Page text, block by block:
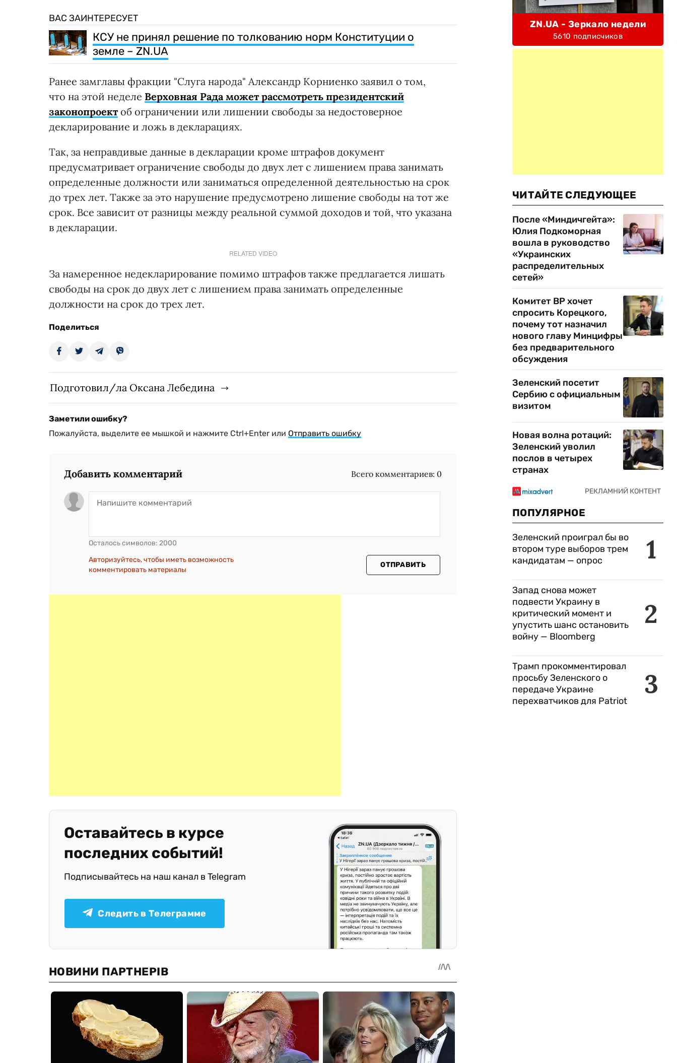
ВАС ЗАИНТЕРЕСУЕТ
КСУ не принял решение по толкованию норм Конституции о
земле – ZN.UA
Ранее замглавы фракции "Слуга народа" Александр Корниенко заявил о том,
что на этой неделе Верховная Рада может рассмотреть президентский
законопроектоб ограничении или лишении свободы за недостоверное
декларирование и ложь в декларациях.
Так, за неправдивые данные в декларации кроме штрафов документ
предусматривает ограничение свободы до двух лет с лишением права занимать
определенные должности или заниматься определенной деятельностью на срок
до трех лет. Также за это нарушение предусмотрено лишение свободы на тот же
срок. Все зависит от разницы между реальной суммой доходов и той, что указана
в декларации.
RELATED VIDEO
За намеренное недекларирование помимо штрафов также предлагается лишать
свободы на срок до двух лет с лишением права занимать определенные
должности на срок до трех лет.
Поделиться
Подготовил/ла Оксана Лебедина
Заметили ошибку?
Пожалуйста, выделите ее мышкой и нажмите Ctrl+Enter или Отправить ошибку
Добавить комментарий Всего комментариев: 0
Осталось символов: 2000
Авторизуйтесь, чтобы иметь возможность
комментировать материалы
ОТПРАВИТЬ
Оставайтесь в курсе
последних событий!
Подписывайтесь на наш канал в Telegram
Следить в Телеграмме
ZN.UA - Зеркало недели
5610 подписчиков
ЧИТАЙТЕ СЛЕДУЮЩЕЕ
После «Миндичгейта»:
Юлия Подкоморная
вошла в руководство
«Украинских
распределительных
сетей»
Комитет ВР хочет
спросить Корецкого,
почему тот назначил
нового главу Минцифры
без предварительного
обсуждения
Зеленский посетит
Сербию с официальным
визитом
Новая волна ротаций:
Зеленский уволил
послов в четырех
странах
ПОПУЛЯРНОЕ
1
Зеленский проиграл бы во
втором туре выборов трем
кандидатам — опрос
2
Запад снова может
подвести Украину в
критический момент и
упустить шанс остановить
войну — Bloomberg
3
Трамп прокомментировал
просьбу Зеленского о
передаче Украине
перехватчиков для Patriot